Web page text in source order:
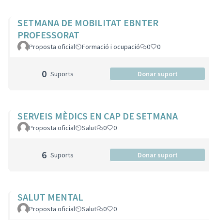
SETMANA DE MOBILITAT EBNTER
PROFESSORAT
Proposta oficial Formació i ocupació 0 0
0 Suports Donar suport
SERVEIS MÈDICS EN CAP DE SETMANA
Proposta oficial Salut 0 0
6 Suports Donar suport
SALUT MENTAL
Proposta oficial Salut 0 0